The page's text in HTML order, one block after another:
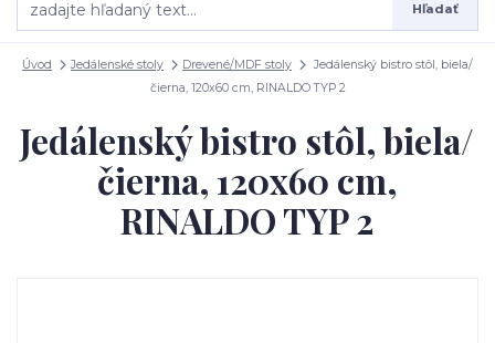
Hľadať
Úvod Jedálenské stoly Drevené/MDF stoly
Jedálenský bistro stôl, biela/
čierna, 120x60 cm, RINALDO TYP 2
Jedálenský bistro stôl, biela/
čierna, 120x60 cm,
RINALDO TYP 2